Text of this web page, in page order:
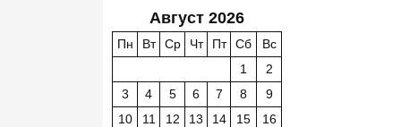
Август 2026
Пн Вт Ср Чт Пт Сб
Вс
1
2
3
4 5 6 7 8
9
10
11 12 13 14 15
16